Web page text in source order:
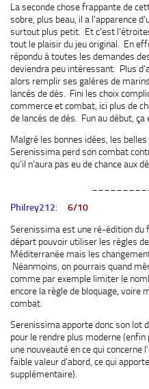
La seconde chose frappante de
sobre, plus beau, il a l’apparence
surtout plus petit. Et c’est
tout le plaisir du jeu original. En
répondu à toutes les demandes
deviendra peu intéressant. Plus
alors remplir ses galères de
lancés de dés. Fini les choix
commerce et combat, ici plus de
de lancés de dés. Fun au début,
Malgré les bonnes idées, les
Serenissima perd son combat
qu’il n’aura pas eu de chance aux
Philrey212: 6/10
Serenissima est une ré-édition du
départ pouvoir utiliser les règles
Méditerranée mais les
Néanmoins, on pourrais quand
comme par exemple limiter le
encore la règle de bloquage, voire
combat.
Serenissima apporte donc son lot
pour le rendre plus moderne
une nouveauté en ce qui concerne
faible valeur d’abord, ce qui
supplémentaire).